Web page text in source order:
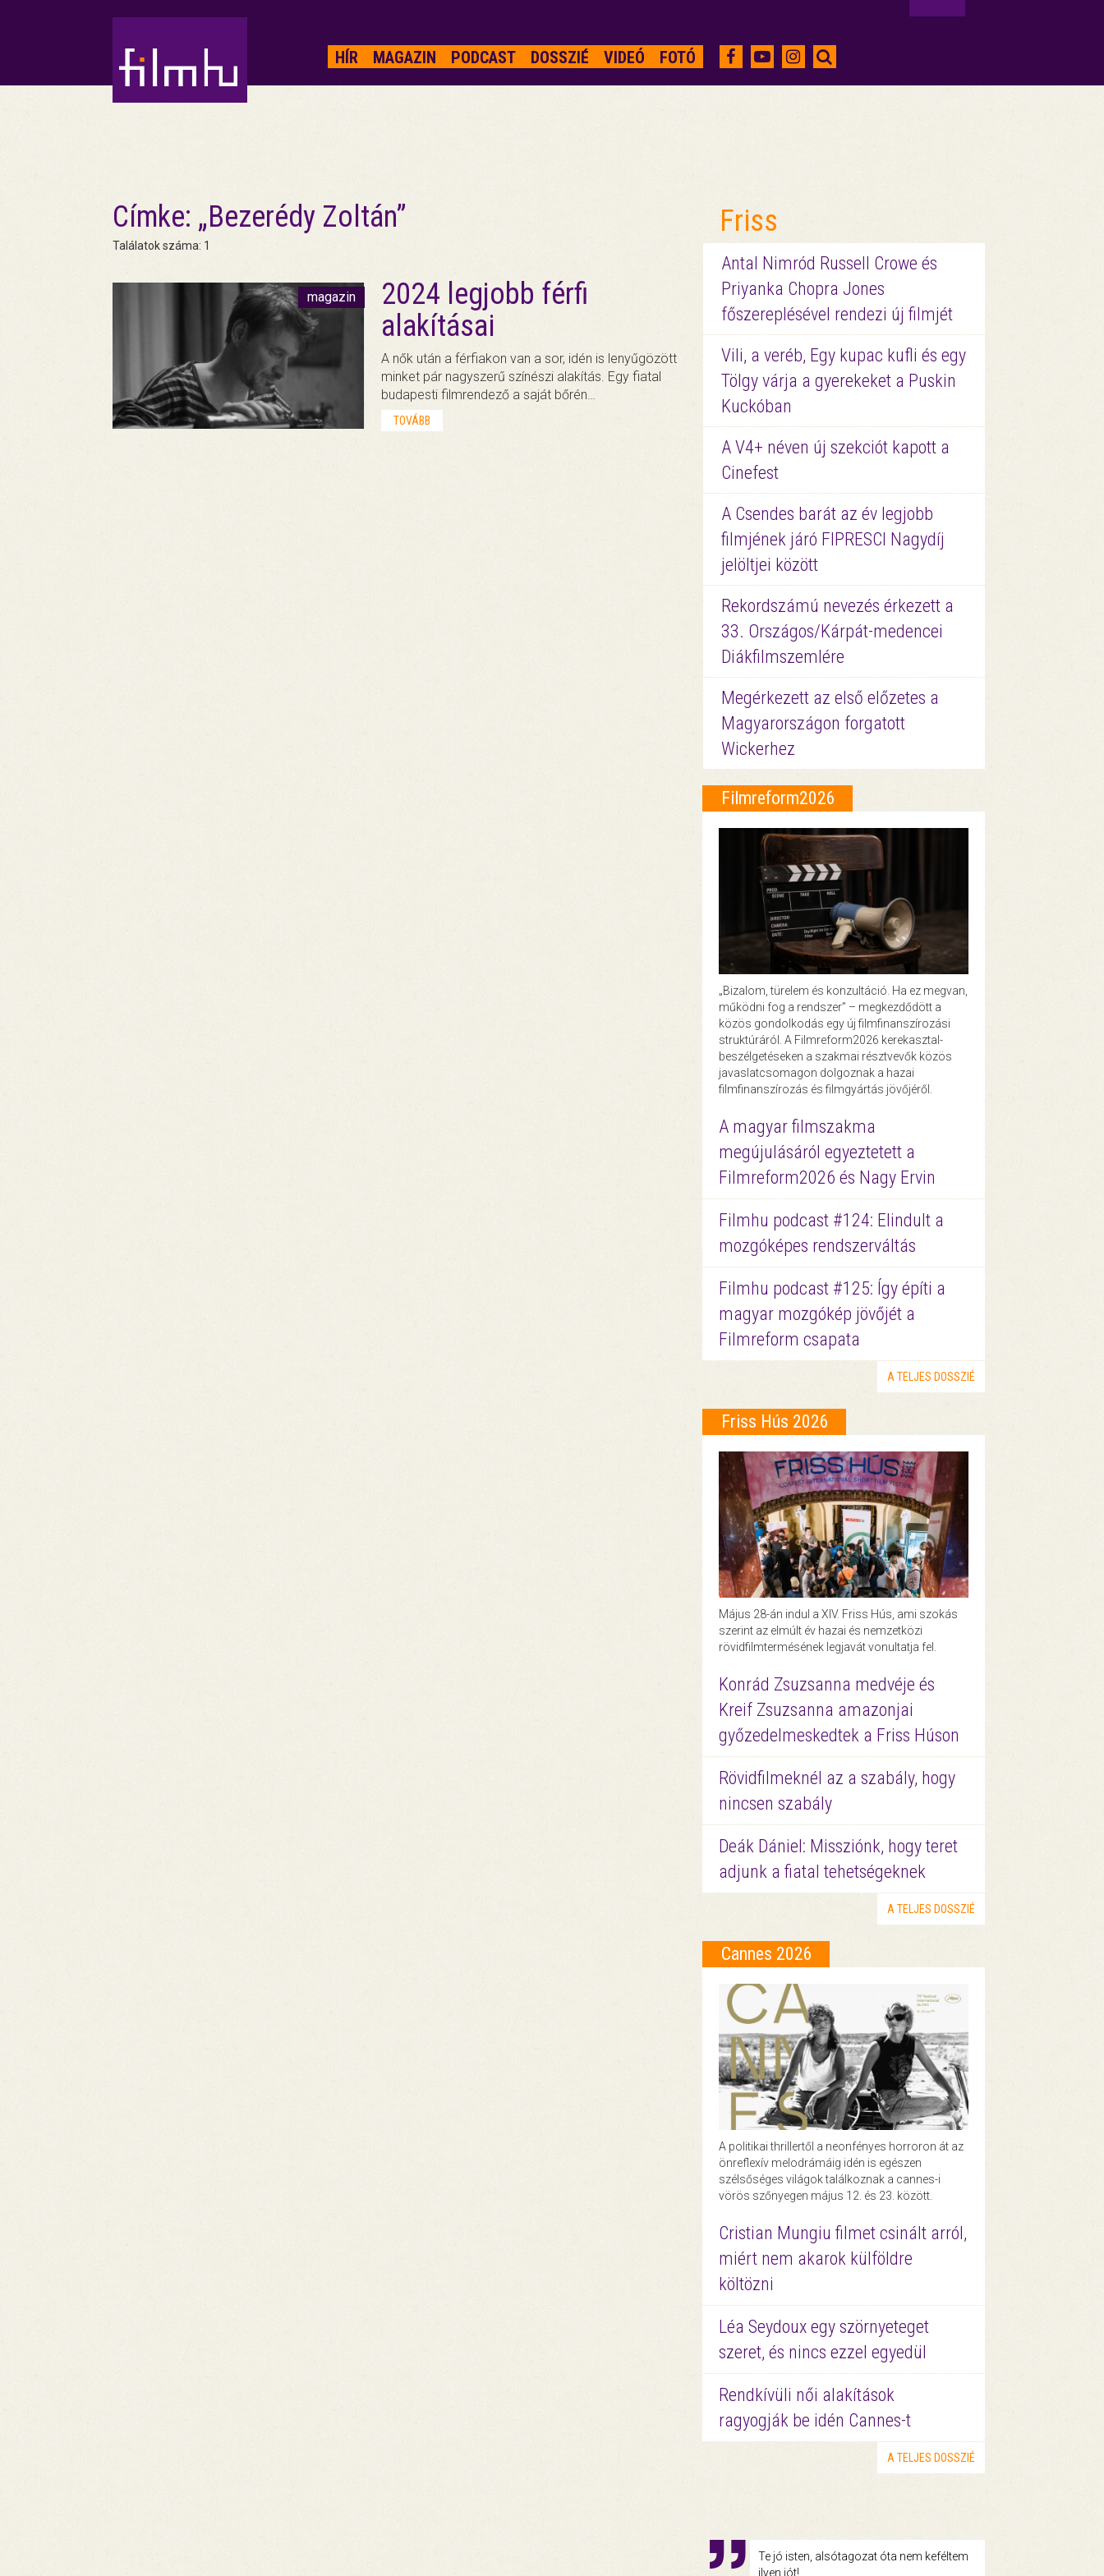
HÍR MAGAZIN PODCAST DOSSZIÉ VIDEÓ FOTÓ
Címke: „Bezerédy Zoltán”
Találatok száma: 1
magazin
2024 legjobb férfi
alakításai
A nők után a férfiakon van a sor, idén is lenyűgözött
minket pár nagyszerű színészi alakítás. Egy fiatal
budapesti filmrendező a saját bőrén…
TOVÁBB
Friss
Antal Nimród Russell Crowe és
Priyanka Chopra Jones
főszereplésével rendezi új filmjét
Vili, a veréb, Egy kupac kufli és egy
Tölgy várja a gyerekeket a Puskin
Kuckóban
A V4+ néven új szekciót kapott a
Cinefest
A Csendes barát az év legjobb
filmjének járó FIPRESCI Nagydíj
jelöltjei között
Rekordszámú nevezés érkezett a
33. Országos/Kárpát-medencei
Diákfilmszemlére
Megérkezett az első előzetes a
Magyarországon forgatott
Wickerhez
Filmreform2026
„Bizalom, türelem és konzultáció. Ha ez megvan,
működni fog a rendszer” – megkezdődött a
közös gondolkodás egy új filmfinanszírozási
struktúráról. A Filmreform2026 kerekasztal-
beszélgetéseken a szakmai résztvevők közös
javaslatcsomagon dolgoznak a hazai
filmfinanszírozás és filmgyártás jövőjéről.
A magyar filmszakma
megújulásáról egyeztetett a
Filmreform2026 és Nagy Ervin
Filmhu podcast #124: Elindult a
mozgóképes rendszerváltás
Filmhu podcast #125: Így építi a
magyar mozgókép jövőjét a
Filmreform csapata
A TELJES DOSSZIÉ
Friss Hús 2026
Május 28-án indul a XIV. Friss Hús, ami szokás
szerint az elmúlt év hazai és nemzetközi
rövidfilmtermésének legjavát vonultatja fel.
Konrád Zsuzsanna medvéje és
Kreif Zsuzsanna amazonjai
győzedelmeskedtek a Friss Húson
Rövidfilmeknél az a szabály, hogy
nincsen szabály
Deák Dániel: Missziónk, hogy teret
adjunk a fiatal tehetségeknek
A TELJES DOSSZIÉ
Cannes 2026
A politikai thrillertől a neonfényes horroron át az
önreflexív melodrámáig idén is egészen
szélsőséges világok találkoznak a cannes-i
vörös szőnyegen május 12. és 23. között.
Cristian Mungiu filmet csinált arról,
miért nem akarok külföldre
költözni
Léa Seydoux egy szörnyeteget
szeret, és nincs ezzel egyedül
Rendkívüli női alakítások
ragyogják be idén Cannes-t
A TELJES DOSSZIÉ
Te jó isten, alsótagozat óta nem keféltem
ilyen jót!